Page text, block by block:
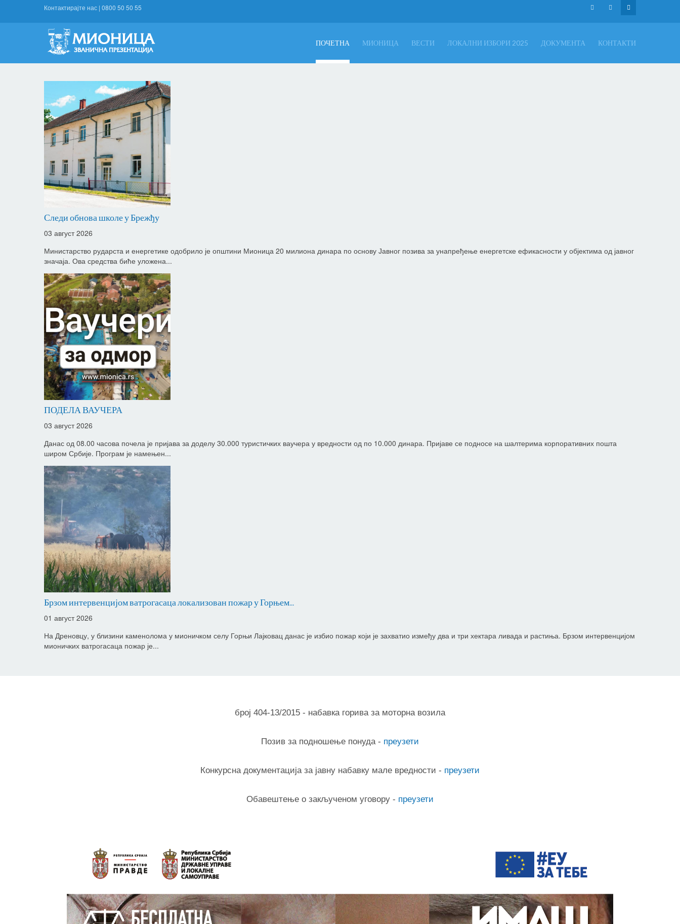
Контактирајте нас | 0800 50 50 55
ПОЧЕТНА МИОНИЦА ВЕСТИ ЛОКАЛНИ ИЗБОРИ 2025 ДОКУМЕНТА КОНТАКТИ
Следи обнова школе у Брежђу
03 август 2026
Министарство рударста и енергетике одобрило је општини Мионица 20 милиона динара по основу Јавног позива за унапређење енергетске ефикасности у објектима од јавног
значаја. Ова средства биће уложена...
ПОДЕЛА ВАУЧЕРА
03 август 2026
Данас од 08.00 часова почела је пријава за доделу 30.000 туристичких ваучера у вредности од по 10.000 динара. Пријаве се подносе на шалтерима корпоративних пошта
широм Србије. Програм је намењен...
Брзом интервенцијом ватрогасаца локализован пожар у Горњем...
01 август 2026
На Дреновцу, у близини каменолома у мионичком селу Горњи Лајковац данас је избио пожар који је захватио између два и три хектара ливада и растиња. Брзом интервенцијом
мионичких ватрогасаца пожар је...
број 404-13/2015 - набавка горива за моторна возила
Позив за подношење понуда - преузети
Конкурсна документација за јавну набавку мале вредности - преузети
Обавештење о закљученом уговору - преузети